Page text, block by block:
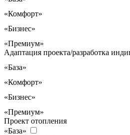
«Комфорт»
«Бизнес»
«Премиум»
Адаптация проекта/разработка
«База»
«Комфорт»
«Бизнес»
«Премиум»
Проект отопления
«База»